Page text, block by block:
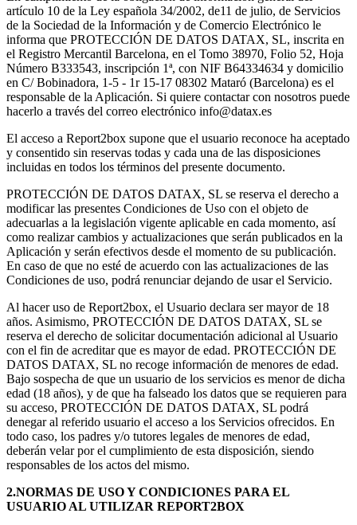
artículo 10 de la Ley española 34/2002, de11 de julio, de Servicios
de la Sociedad de la Información y de Comercio Electrónico le
informa que PROTECCIÓN DE DATOS DATAX, SL, inscrita en
el Registro Mercantil Barcelona, en el Tomo 38970, Folio 52, Hoja
Número B333543, inscripción 1ª, con NIF B64334634 y domicilio
en C/ Bobinadora, 1-5 - 1r 15-17 08302 Mataró (Barcelona) es el
responsable de la Aplicación. Si quiere contactar con nosotros puede
hacerlo a través del correo electrónico info@datax.es
El acceso a Report2box supone que el usuario reconoce ha aceptado
y consentido sin reservas todas y cada una de las disposiciones
incluidas en todos los términos del presente documento.
PROTECCIÓN DE DATOS DATAX, SL se reserva el derecho a
modificar las presentes Condiciones de Uso con el objeto de
adecuarlas a la legislación vigente aplicable en cada momento, así
como realizar cambios y actualizaciones que serán publicados en la
Aplicación y serán efectivos desde el momento de su publicación.
En caso de que no esté de acuerdo con las actualizaciones de las
Condiciones de uso, podrá renunciar dejando de usar el Servicio.
Al hacer uso de Report2box, el Usuario declara ser mayor de 18
años. Asimismo, PROTECCIÓN DE DATOS DATAX, SL se
reserva el derecho de solicitar documentación adicional al Usuario
con el fin de acreditar que es mayor de edad. PROTECCIÓN DE
DATOS DATAX, SL no recoge información de menores de edad.
Bajo sospecha de que un usuario de los servicios es menor de dicha
edad (18 años), y de que ha falseado los datos que se requieren para
su acceso, PROTECCIÓN DE DATOS DATAX, SL podrá
denegar al referido usuario el acceso a los Servicios ofrecidos. En
todo caso, los padres y/o tutores legales de menores de edad,
deberán velar por el cumplimiento de esta disposición, siendo
responsables de los actos del mismo.
2.NORMAS DE USO Y CONDICIONES PARA EL
USUARIO AL UTILIZAR REPORT2BOX